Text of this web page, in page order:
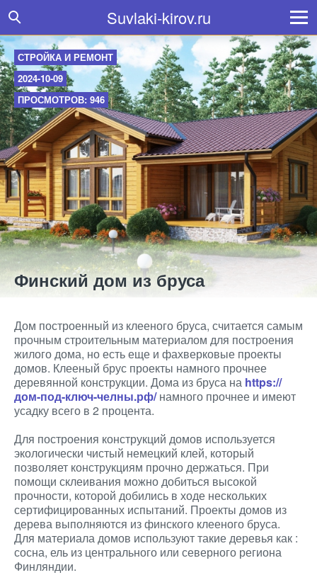
Suvlaki-kirov.ru
СТРОЙКА И РЕМОНТ
2024-10-09
ПРОСМОТРОВ: 946
Финский дом из бруса
Дом построенный из клееного бруса, считается самым
прочным строительным материалом для построения
жилого дома, но есть еще и фахверковые проекты
домов. Клееный брус проекты намного прочнее
деревянной конструкции. Дома из бруса на https://
дом-под-ключ-челны.рф/намного прочнее и имеют
усадку всего в 2 процента.
Для построения конструкций домов используется
экологически чистый немецкий клей, который
позволяет конструкциям прочно держаться. При
помощи склеивания можно добиться высокой
прочности, которой добились в ходе нескольких
сертифицированных испытаний. Проекты домов из
дерева выполняются из финского клееного бруса.
Для материала домов используют такие деревья как :
сосна, ель из центрального или северного региона
Финляндии.